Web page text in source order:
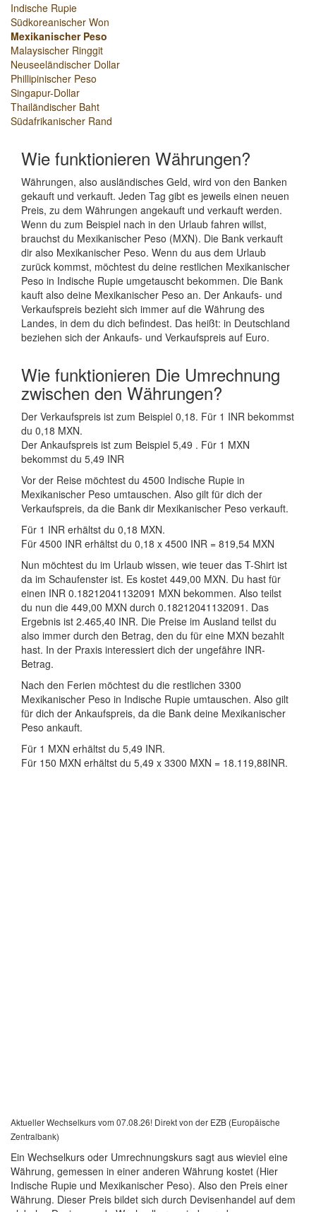
Indische Rupie
Südkoreanischer Won
Mexikanischer Peso
Malaysischer Ringgit
Neuseeländischer Dollar
Phillipinischer Peso
Singapur-Dollar
Thailändischer Baht
Südafrikanischer Rand
Wie funktionieren Währungen?
Währungen, also ausländisches Geld, wird von den Banken
gekauft und verkauft. Jeden Tag gibt es jeweils einen neuen
Preis, zu dem Währungen angekauft und verkauft werden.
Wenn du zum Beispiel nach in den Urlaub fahren willst,
brauchst du Mexikanischer Peso (MXN). Die Bank verkauft
dir also Mexikanischer Peso. Wenn du aus dem Urlaub
zurück kommst, möchtest du deine restlichen Mexikanischer
Peso in Indische Rupie umgetauscht bekommen. Die Bank
kauft also deine Mexikanischer Peso an. Der Ankaufs- und
Verkaufspreis bezieht sich immer auf die Währung des
Landes, in dem du dich befindest. Das heißt: in Deutschland
beziehen sich der Ankaufs- und Verkaufspreis auf Euro.
Wie funktionieren Die Umrechnung
zwischen den Währungen?
Der Verkaufspreis ist zum Beispiel 0,18. Für 1 INR bekommst
du 0,18 MXN.
Der Ankaufspreis ist zum Beispiel 5,49 . Für 1 MXN
bekommst du 5,49 INR
Vor der Reise möchtest du 4500 Indische Rupie in
Mexikanischer Peso umtauschen. Also gilt für dich der
Verkaufspreis, da die Bank dir Mexikanischer Peso verkauft.
Für 1 INR erhältst du 0,18 MXN.
Für 4500 INR erhältst du 0,18 x 4500 INR = 819,54 MXN
Nun möchtest du im Urlaub wissen, wie teuer das T-Shirt ist
da im Schaufenster ist. Es kostet 449,00 MXN. Du hast für
einen INR 0.18212041132091 MXN bekommen. Also teilst
du nun die 449,00 MXN durch 0.18212041132091. Das
Ergebnis ist 2.465,40 INR. Die Preise im Ausland teilst du
also immer durch den Betrag, den du für eine MXN bezahlt
hast. In der Praxis interessiert dich der ungefähre INR-
Betrag.
Nach den Ferien möchtest du die restlichen 3300
Mexikanischer Peso in Indische Rupie umtauschen. Also gilt
für dich der Ankaufspreis, da die Bank deine Mexikanischer
Peso ankauft.
Für 1 MXN erhältst du 5,49 INR.
Für 150 MXN erhältst du 5,49 x 3300 MXN = 18.119,88INR.
Aktueller Wechselkurs vom 07.08.26! Direkt von der EZB (Europäische
Zentralbank)
Ein Wechselkurs oder Umrechnungskurs sagt aus wieviel eine
Währung, gemessen in einer anderen Währung kostet (Hier
Indische Rupie und Mexikanischer Peso). Also den Preis einer
Währung. Dieser Preis bildet sich durch Devisenhandel auf dem